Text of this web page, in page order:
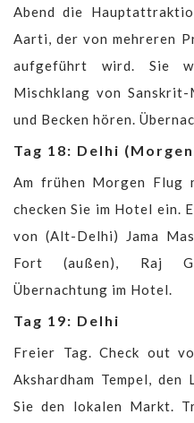
Abend die
Aarti, der von mehreren
aufgeführt wird. Sie
Mischklang von Sanskrit-
und Becken hören.
Tag 18: Delhi
Am frühen Morgen Flug
checken Sie im Hotel ein.
von (Alt-Delhi) Jama
Fort (außen), Raj
Übernachtung im Hotel.
Tag 19: Delhi
Freier Tag. Check out
Akshardham Tempel, den
Sie den lokalen Markt.